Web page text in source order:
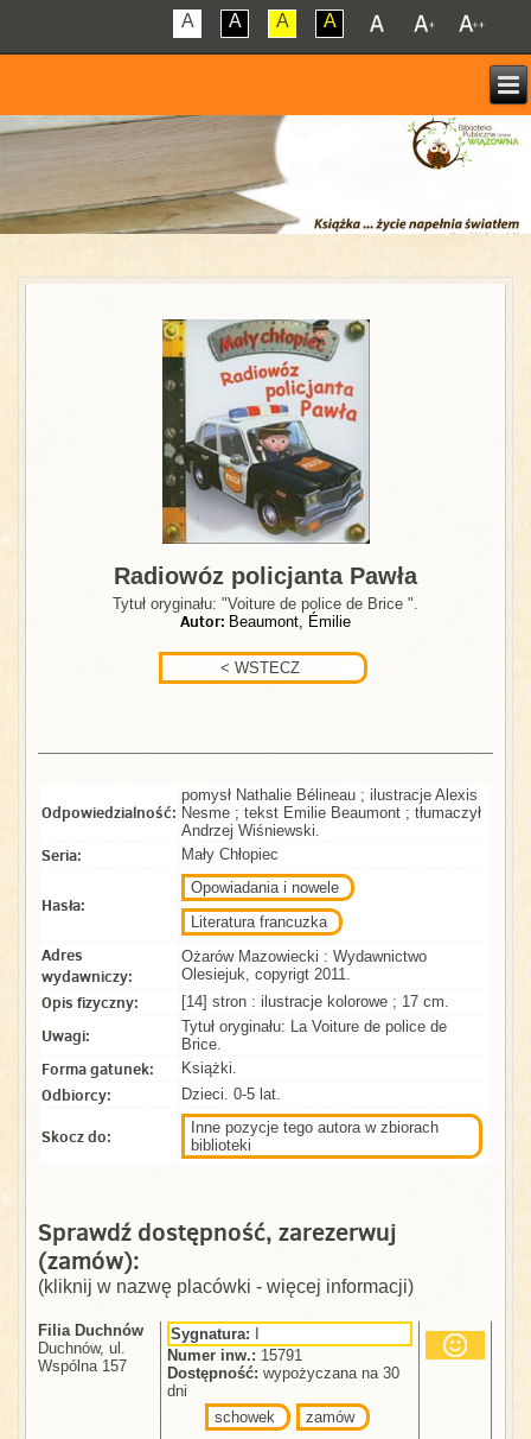
A A A A
Radiowóz policjanta Pawła
Tytuł oryginału: "Voiture de police de Brice ".
Autor: Beaumont, Émilie
Odpowiedzialność:
pomysł Nathalie Bélineau ; ilustracje Alexis
Nesme ; tekst Emilie Beaumont ; tłumaczył
Andrzej Wiśniewski.
Seria: Mały Chłopiec
Hasła:
Opowiadania i nowele
Literatura francuzka
Adres
wydawniczy:
Ożarów Mazowiecki : Wydawnictwo
Olesiejuk, copyrigt 2011.
Opis fizyczny: [14] stron : ilustracje kolorowe ; 17 cm.
Uwagi:
Tytuł oryginału: La Voiture de police de
Brice.
Forma gatunek: Książki.
Odbiorcy: Dzieci. 0-5 lat.
Skocz do:
Inne pozycje tego autora w zbiorach
biblioteki
Sprawdź dostępność, zarezerwuj
(zamów):
(kliknij w nazwę placówki - więcej informacji)
Filia Duchnów
Duchnów, ul.
Wspólna 157
Sygnatura:
Numer inw.: 15791
Dostępność: wypożyczana na 30
dni
schowek
zamów